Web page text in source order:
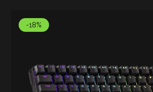
-18%